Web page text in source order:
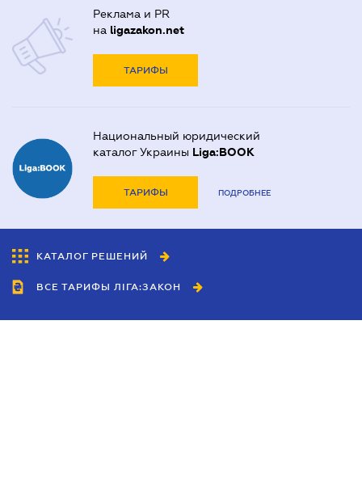
Реклама и PR
на ligazakon.net
ТАРИФЫ
Национальный юридический
каталог Украины Liga:BOOK
ТАРИФЫ ПОДРОБНЕЕ
КАТАЛОГ РЕШЕНИЙ
ВСЕ ТАРИФЫ ЛІГА:ЗАКОН